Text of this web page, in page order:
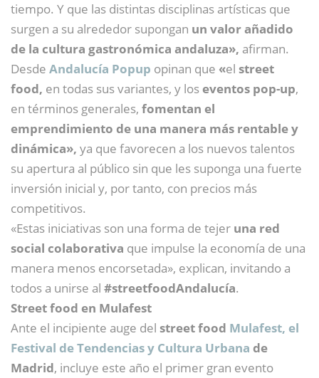
tiempo. Y que las distintas disciplinas artísticas que
surgen a su alrededor supongan un valor añadido
de la cultura gastronómica andaluza», afirman.
Desde Andalucía Popup opinan que «el street
food, en todas sus variantes, y loseventos pop-up,
en términos generales, fomentan el
emprendimiento de una manera más rentable y
dinámica», ya que favorecen a los nuevos talentos
su apertura al público sin que les suponga una fuerte
inversión inicial y, por tanto, con precios más
competitivos.
«Estas iniciativas son una forma de tejer una red
social colaborativa que impulse la economía de una
manera menos encorsetada», explican, invitando a
todos a unirse al #streetfoodAndalucía.
Street food en Mulafest
Ante el incipiente auge del street food Mulafest, el
Festival de Tendencias y Cultura Urbana de
Madrid, incluye este año el primer gran evento